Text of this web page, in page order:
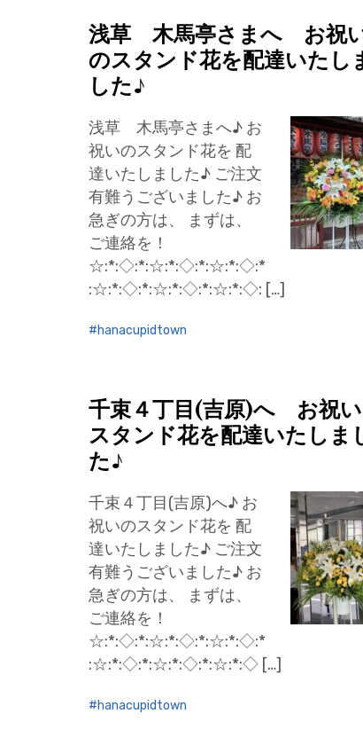
浅草 木馬亭さまへ お祝
のスタンド花を配達いたし
した♪
浅草 木馬亭さまへ♪ お
祝いのスタンド花を 配
達いたしました♪ ご注文
有難うございました♪ お
急ぎの方は、 まずは、
ご連絡を！
☆:*:◇:*:☆:*:◇:*:☆:*:◇:*
:☆:*:◇:*:☆:*:◇:*:☆:*:◇: […]
hanacupidtown
千束４丁目(吉原)へ お祝
スタンド花を配達いたしま
た♪
千束４丁目(吉原)へ♪ お
祝いのスタンド花を 配
達いたしました♪ ご注文
有難うございました♪ お
急ぎの方は、 まずは、
ご連絡を！
☆:*:◇:*:☆:*:◇:*:☆:*:◇:*
:☆:*:◇:*:☆:*:◇:*:☆:*:◇ […]
hanacupidtown